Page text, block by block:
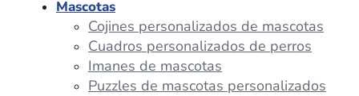
Mascotas
Cojines personalizados de mascotas
Cuadros personalizados de perros
Imanes de mascotas
Puzzles de mascotas personalizados